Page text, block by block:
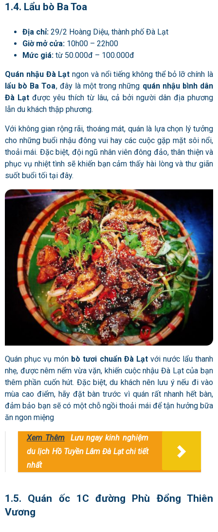
1.4. Lẩu bò Ba Toa
Địa chỉ: 29/2 Hoàng Diệu, thành phố Đà Lạt
Giờ mở cửa: 10h00 – 22h00
Mức giá: từ 50.000đ – 100.000đ
Quán nhậu Đà Lạt ngon và nổi tiếng không thể bỏ lỡ chính là
lẩu bò Ba Toa, đây là một trong những quán nhậu bình dân
Đà Lạt được yêu thích từ lâu, cả bởi người dân địa phương
lẫn du khách thập phương.
Với không gian rộng rãi, thoáng mát, quán là lựa chọn lý tưởng
cho những buổi nhậu đông vui hay các cuộc gặp mặt sôi nổi,
thoải mái. Đặc biệt, đội ngũ nhân viên đông đảo, thân thiện và
phục vụ nhiệt tình sẽ khiến bạn cảm thấy hài lòng và thư giãn
suốt buổi tối tại đây.
Quán phục vụ món bò tươi chuẩn Đà Lạtvới nước lẩu thanh
nhẹ, được nêm nếm vừa vặn, khiến cuộc nhậu Đà Lạt của bạn
thêm phần cuốn hút. Đặc biệt, du khách nên lưu ý nếu đi vào
mùa cao điểm, hãy đặt bàn trước vì quán rất nhanh hết bàn,
đảm bảo bạn sẽ có một chỗ ngồi thoải mái để tận hưởng bữa
ăn ngon miệng
Xem Thêm
Lưu ngay kinh nghiệm
du lịch Hồ Tuyền Lâm Đà Lạt chi tiết
nhất
1.5. Quán ốc 1C đường Phù Đổng Thiên
Vương